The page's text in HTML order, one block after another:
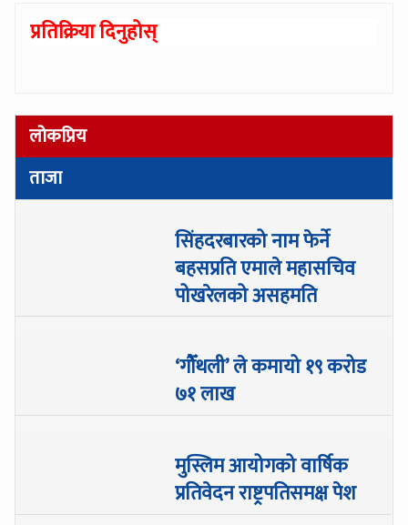
प्रतिक्रिया दिनुहोस्
लोकप्रिय
ताजा
सिंहदरबारको नाम फेर्ने
बहसप्रति एमाले महासचिव
पोखरेलको असहमति
‘गौँथली’ ले कमायो १९ करोड
७१ लाख
मुस्लिम आयोगको वार्षिक
प्रतिवेदन राष्ट्रपतिसमक्ष पेश